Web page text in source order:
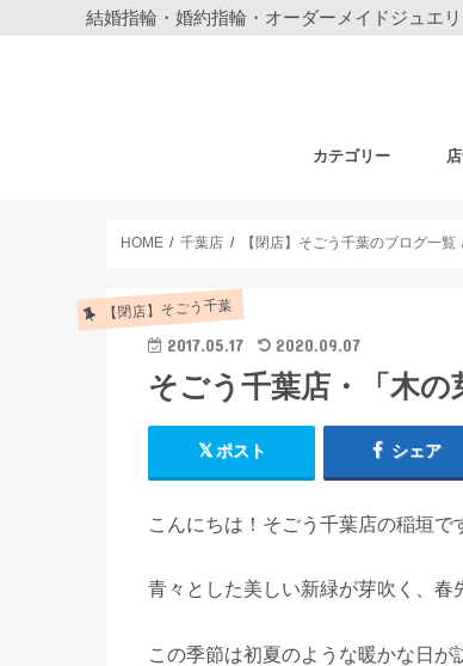
結婚指輪・婚約指輪・オーダーメイドジュエ
カテゴリー
HOME 千葉店 【閉店】そごう千葉のブログ一覧
【閉店】そごう千葉
2017.05.17 2020.09.07
そごう千葉店・「木の
ポスト シェア
こんにちは！そごう千葉店の稲垣で
青々とした美しい新緑が芽吹く、
この季節は初夏のような暖かな日